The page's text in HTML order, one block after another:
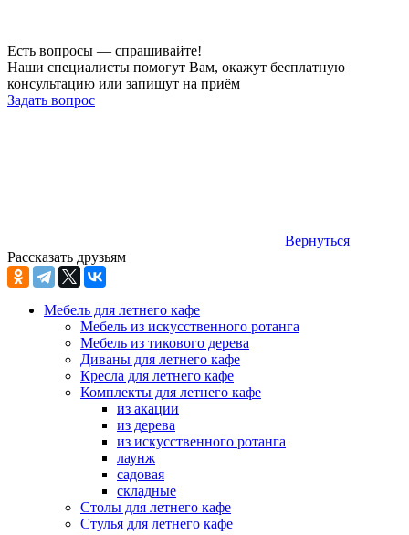
Есть вопросы — спрашивайте!
Наши специалисты помогут Вам, окажут бесплатную
консультацию или запишут на приём
Задать вопрос
Вернуться
Рассказать друзьям
Мебель для летнего кафе
Мебель из искусственного ротанга
Мебель из тикового дерева
Диваны для летнего кафе
Кресла для летнего кафе
Комплекты для летнего кафе
из акации
из дерева
из искусственного ротанга
лаунж
садовая
складные
Столы для летнего кафе
Стулья для летнего кафе